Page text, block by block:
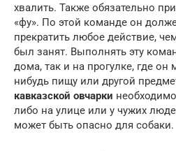
хвалить. Также обязательно
«фу». По этой команде он
прекратить любое действие,
был занят. Выполнять эту
дома, так и на прогулке, где он
нибудь пищу или другой
кавказской овчарки
либо на улице или у чужих
может быть опасно для собаки.